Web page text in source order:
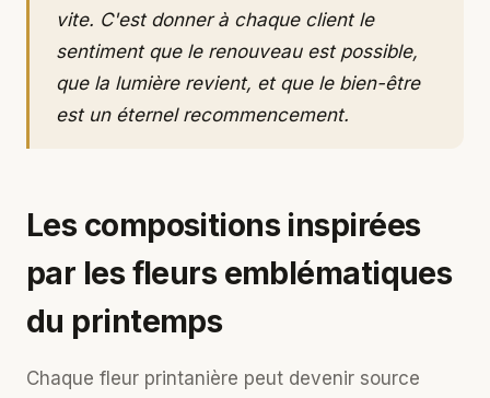
vite. C'est donner à chaque client le
sentiment que le renouveau est possible,
que la lumière revient, et que le bien-être
est un éternel recommencement.
Les compositions inspirées
par les fleurs emblématiques
du printemps
Chaque fleur printanière peut devenir source